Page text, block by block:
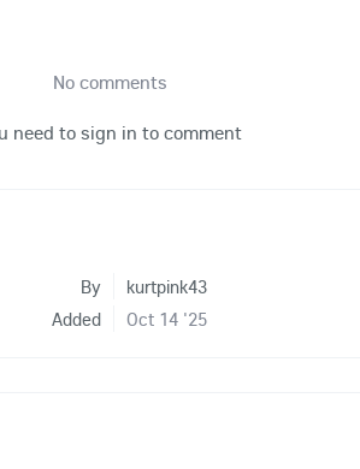
No comments
need to sign in to comment
By
kurtpink43
Added
Oct 14 '25